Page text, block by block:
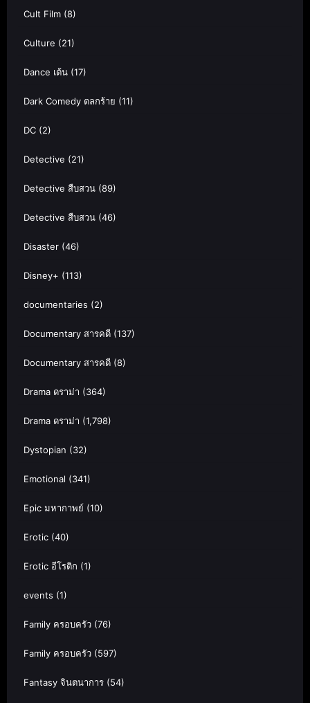
Cult Film (8)
Culture (21)
Dance เต้น (17)
Dark Comedy ตลกร้าย (11)
DC (2)
Detective (21)
Detective สืบสวน (89)
Detective สืบสวน (46)
Disaster (46)
Disney+ (113)
documentaries (2)
Documentary สารคดี (137)
Documentary สารคดี (8)
Drama ดราม่า (364)
Drama ดราม่า (1,798)
Dystopian (32)
Emotional (341)
Epic มหากาพย์ (10)
Erotic (40)
Erotic อีโรติก (1)
events (1)
Family ครอบครัว (76)
Family ครอบครัว (597)
Fantasy จินตนาการ (54)